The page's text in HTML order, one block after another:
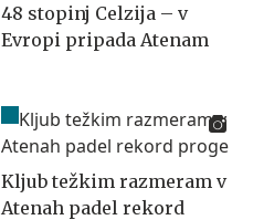
48 stopinj Celzija – v
Evropi pripada Atenam
Kljub težkim razmeram v
Atenah padel rekord